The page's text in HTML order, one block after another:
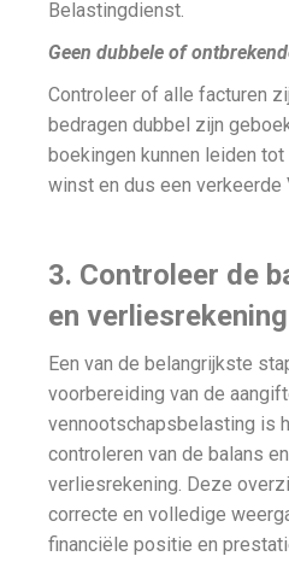
Belastingdienst.
Geen dubbele of
Controleer of alle facturen
bedragen dubbel zijn
boekingen kunnen leiden
winst en dus een verkeerde
3. Controleer de
en verliesrekening
Een van de belangrijkste
voorbereiding van de
vennootschapsbelasting is
controleren van de balans
verliesrekening. Deze
correcte en volledige
financiële positie en